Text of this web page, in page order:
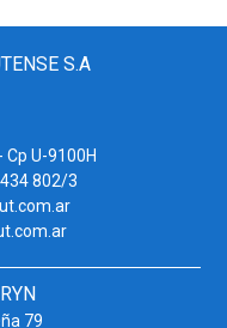
S.A
Cp U-9100H
802/3
79